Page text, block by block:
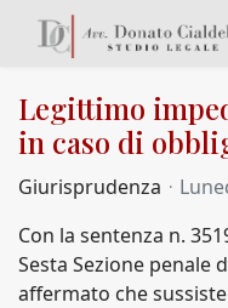
Legittimo
in caso di
Giurisprudenza
Con la sentenza n.
Sesta Sezione penale
affermato che